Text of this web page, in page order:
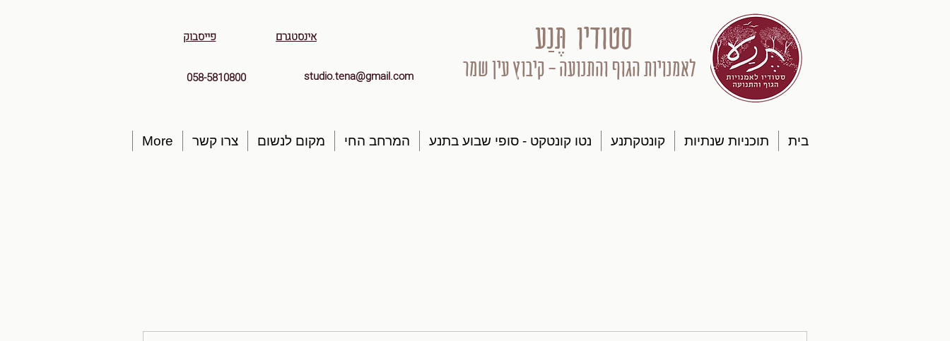
פייסבוק אינסטגרם
058-5810800 studio.tena@gmail.com
סטודיו תֶּנַע
לאמנויות הגוף והתנועה - קיבוץ עין שמר
בית תוכניות שנתיות קונטקתנע נטו קונטקט - סופי שבוע בתנע המרחב החי מקום לנשום צרו קשר More